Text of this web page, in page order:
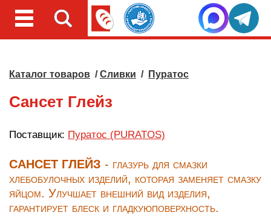
Каталог товаров /Сливки / Пуратос
Сансет Глейз
Поставщик: Пуратос (PURATOS)
САНСЕТ ГЛЕЙЗ - глазурь для смазки
хлебобулочных изделий, которая заменяет смазку
яйцом. Улучшает внешний вид изделия,
гарантирует блеск и гладкуюповерхность.